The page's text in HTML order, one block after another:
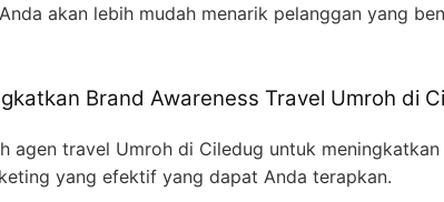
akan lebih mudah menarik pelanggan yang
Brand Awareness Travel Umroh di
agen travel Umroh di Ciledug untuk meningkatkan
yang efektif yang dapat Anda terapkan.